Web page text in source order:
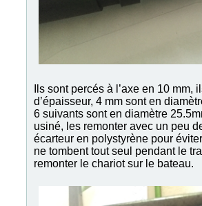
Ils sont percés à l’axe en 10 mm,
d’épaisseur, 4 mm sont en
6 suivants sont en diamètre
usiné, les remonter avec un peu
écarteur en polystyrène pour
ne tombent tout seul pendant le
remonter le chariot sur le bateau.